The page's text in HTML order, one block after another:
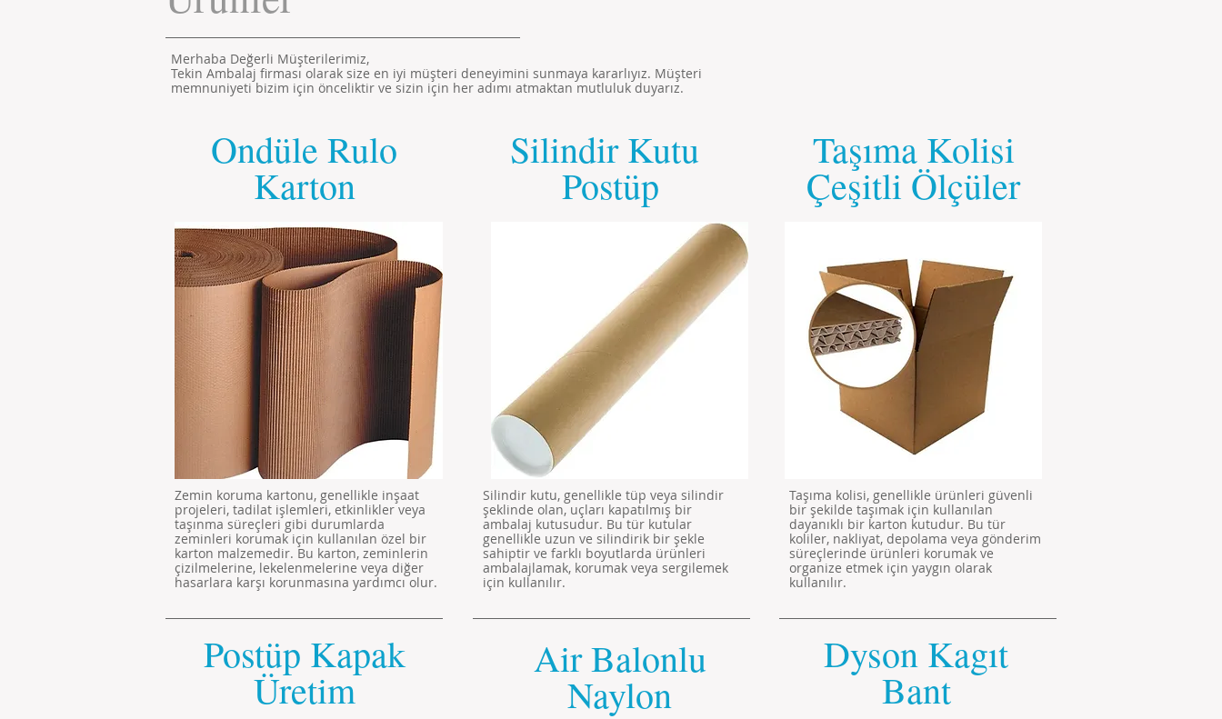
Merhaba Değerli Müşterilerimiz,
Tekin Ambalaj firması olarak size en iyi müşteri deneyimini sunmaya kararlıyız. Müşteri
memnuniyeti bizim için önceliktir ve sizin için her adımı atmaktan mutluluk duyarız.
Ondüle Rulo
Karton
Zemin koruma kartonu, genellikle inşaat
projeleri, tadilat işlemleri, etkinlikler veya
taşınma süreçleri gibi durumlarda
zeminleri korumak için kullanılan özel bir
karton malzemedir. Bu karton, zeminlerin
çizilmelerine, lekelenmelerine veya diğer
hasarlara karşı korunmasına yardımcı olur.
Postüp Kapak
Üretim
Silindir Kutu
Postüp
Silindir kutu, genellikle tüp veya silindir
şeklinde olan, uçları kapatılmış bir
ambalaj kutusudur. Bu tür kutular
genellikle uzun ve silindirik bir şekle
sahiptir ve farklı boyutlarda ürünleri
ambalajlamak, korumak veya sergilemek
için kullanılır.
Air Balonlu
Naylon
Taşıma Kolisi
Çeşitli Ölçüler
Taşıma kolisi, genellikle ürünleri güvenli
bir şekilde taşımak için kullanılan
dayanıklı bir karton kutudur. Bu tür
koliler, nakliyat, depolama veya gönderim
süreçlerinde ürünleri korumak ve
organize etmek için yaygın olarak
kullanılır.
Dyson Kagıt
Bant